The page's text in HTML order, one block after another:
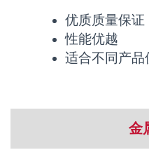
优质质量保证
性能优越
适合不同产品
金